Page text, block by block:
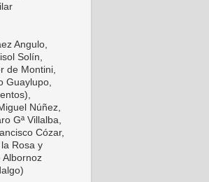
Angulo,
Solín,
de Montini,
Guaylupo,
Núñez,
Gª Villalba,
Cózar,
Rosa y
Albornoz